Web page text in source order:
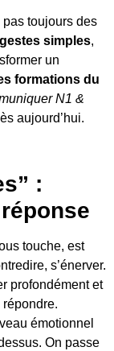
toujours des
simples,
un
formations du
N1 &
aujourd’hui.
:
touche, est
s’énerver.
profondément et
répondre.
émotionnel
On passe